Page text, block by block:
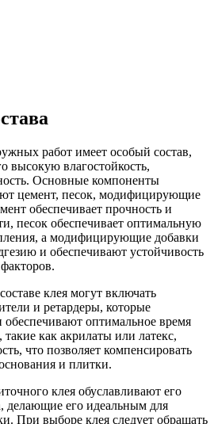
работ имеет особый состав,
высокую влагостойкость,
Основные компоненты
цемент, песок, модифицирующие
обеспечивает прочность и
песок обеспечивает оптимальную
а модифицирующие добавки
и обеспечивают устойчивость
клея могут включать
и ретардеры, которые
обеспечивают оптимальное время
как акрилаты или латекс,
что позволяет компенсировать
и плитки.
клея обуславливают его
делающие его идеальным для
При выборе клея следует обращать